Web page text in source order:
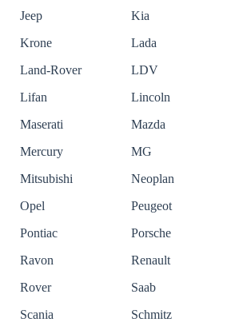
Jeep
Kia
Krone
Lada
Land-Rover
LDV
Lifan
Lincoln
Maserati
Mazda
Mercury
MG
Mitsubishi
Neoplan
Opel
Peugeot
Pontiac
Porsche
Ravon
Renault
Rover
Saab
Scania
Schmitz